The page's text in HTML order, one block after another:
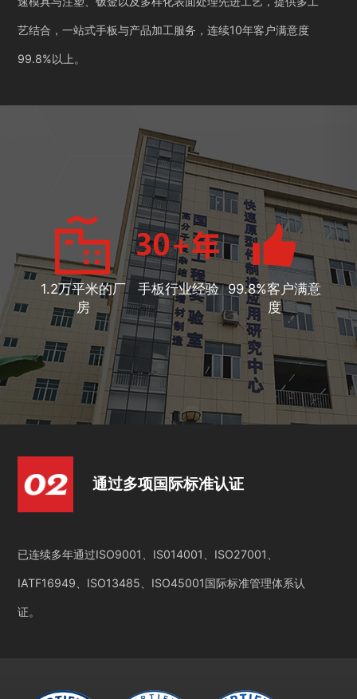
艺结合，一站式手板与产品加工服务，连续10年客户满意度
99.8%以上。
1.2万平米的厂
房
手板行业经验 99.8%客户满意
度
通过多项国际标准认证
已连续多年通过ISO9001、IS014001、ISO27001、
IATF16949、ISO13485、ISO45001国际标准管理体系认
证。